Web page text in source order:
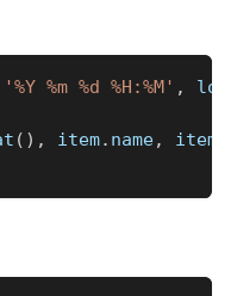
'%Y %m %d %H:%M' ,
( ) , item. name, item